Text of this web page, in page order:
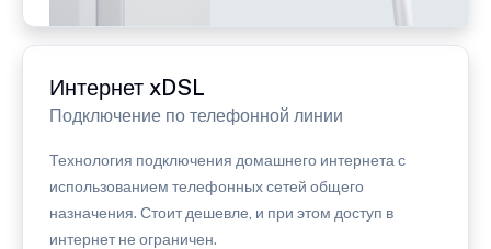
Интернет xDSL
Подключение по телефонной линии
Технология подключения домашнего интернета с
использованием телефонных сетей общего
назначения. Стоит дешевле, и при этом доступ в
интернет не ограничен.